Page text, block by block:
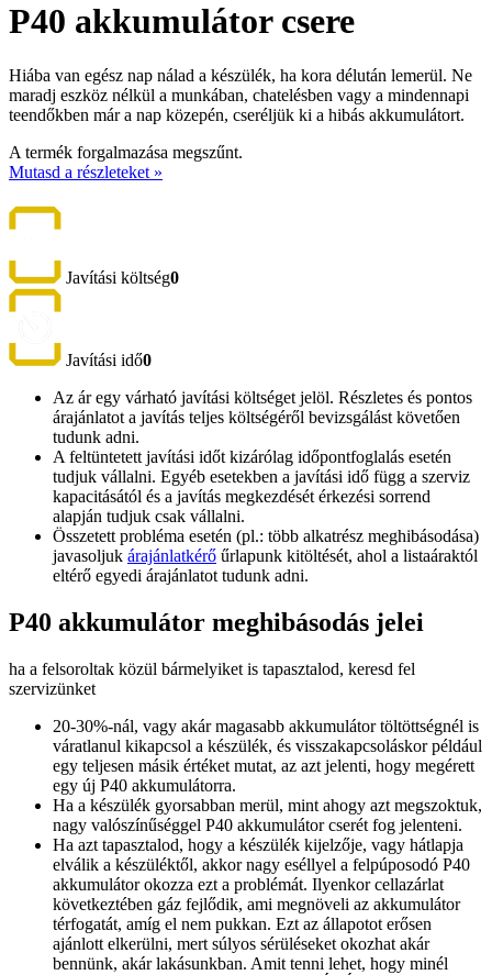
P40 akkumulátor csere
Hiába van egész nap nálad a készülék, ha kora délután lemerül. Ne
maradj eszköz nélkül a munkában, chatelésben vagy a mindennapi
teendőkben már a nap közepén, cseréljük ki a hibás akkumulátort.
A termék forgalmazása megszűnt.
Mutasd a részleteket »
Javítási költség0
Javítási idő0
Az ár egy várható javítási költséget jelöl. Részletes és pontos
árajánlatot a javítás teljes költségéről bevizsgálást követően
tudunk adni.
A feltüntetett javítási időt kizárólag időpontfoglalás esetén
tudjuk vállalni. Egyéb esetekben a javítási idő függ a szerviz
kapacitásától és a javítás megkezdését érkezési sorrend
alapján tudjuk csak vállalni.
Összetett probléma esetén (pl.: több alkatrész meghibásodása)
javasoljuk árajánlatkérő űrlapunk kitöltését, ahol a listaáraktól
eltérő egyedi árajánlatot tudunk adni.
P40 akkumulátor meghibásodás jelei
ha a felsoroltak közül bármelyiket is tapasztalod, keresd fel
szervizünket
20-30%-nál, vagy akár magasabb akkumulátor töltöttségnél is
váratlanul kikapcsol a készülék, és visszakapcsoláskor például
egy teljesen másik értéket mutat, az azt jelenti, hogy megérett
egy új P40 akkumulátorra.
Ha a készülék gyorsabban merül, mint ahogy azt megszoktuk,
nagy valószínűséggel P40 akkumulátor cserét fog jelenteni.
Ha azt tapasztalod, hogy a készülék kijelzője, vagy hátlapja
elválik a készüléktől, akkor nagy eséllyel a felpúposodó P40
akkumulátor okozza ezt a problémát. Ilyenkor cellazárlat
következtében gáz fejlődik, ami megnöveli az akkumulátor
térfogatát, amíg el nem pukkan. Ezt az állapotot erősen
ajánlott elkerülni, mert súlyos sérüléseket okozhat akár
bennünk, akár lakásunkban. Amit tenni lehet, hogy minél